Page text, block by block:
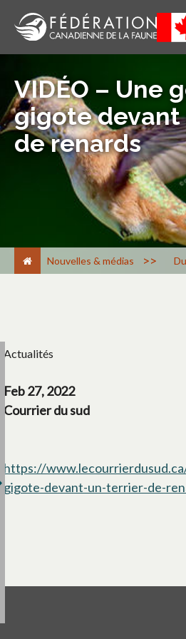
VIDÉO – Une
gigote
de renards
Nouvelles & médias >
Actualités
Feb 27, 2022
Courrier du sud
https://
gigote-devant-un-terrier-de-